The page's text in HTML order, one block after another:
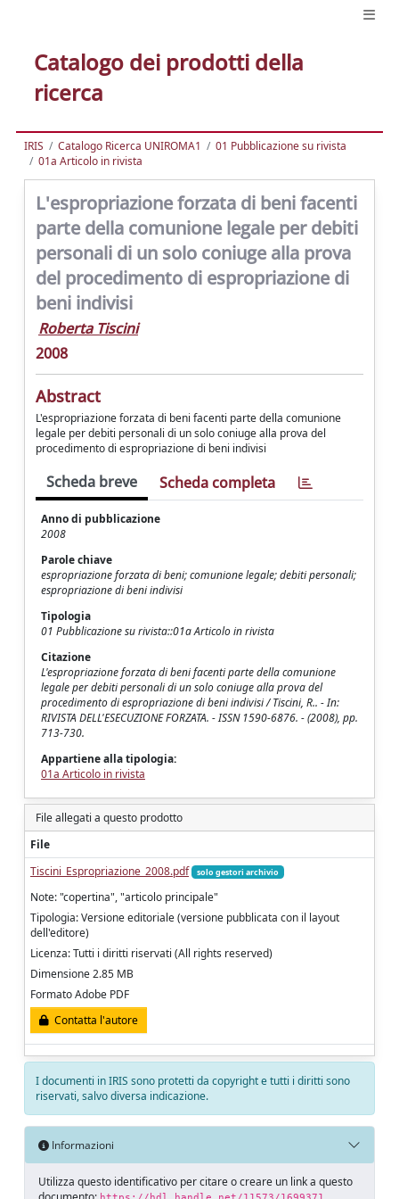
Catalogo dei prodotti della
ricerca
IRIS Catalogo Ricerca UNIROMA1
01 Pubblicazione su rivista
01a Articolo in rivista
L'espropriazione forzata di beni facenti
parte della comunione legale per debiti
personali di un solo coniuge alla prova
del procedimento di espropriazione di
beni indivisi
Roberta Tiscini
2008
Abstract
L'espropriazione forzata di beni facenti parte della comunione
legale per debiti personali di un solo coniuge alla prova del
procedimento di espropriazione di beni indivisi
Scheda breve Scheda completa
Anno di pubblicazione
2008
Parole chiave
espropriazione forzata di beni; comunione legale; debiti personali;
espropriazione di beni indivisi
Tipologia
01 Pubblicazione su rivista::01a Articolo in rivista
Citazione
L'espropriazione forzata di beni facenti parte della comunione
legale per debiti personali di un solo coniuge alla prova del
procedimento di espropriazione di beni indivisi / Tiscini, R.. - In:
RIVISTA DELL'ESECUZIONE FORZATA. - ISSN 1590-6876. - (2008), pp.
713-730.
Appartiene alla tipologia:
01a Articolo in rivista
File allegati a questo prodotto
File
Tiscini_Espropriazione_2008.pdf
solo gestori archivio
Note: "copertina", "articolo principale"
Tipologia: Versione editoriale (versione pubblicata con il layout
dell'editore)
Licenza: Tutti i diritti riservati (All rights reserved)
Dimensione 2.85 MB
Formato Adobe PDF
Contatta l'autore
I documenti in IRIS sono protetti da copyright e tutti i diritti sono
riservati, salvo diversa indicazione.
Informazioni
Utilizza questo identificativo per citare o creare un link a questo